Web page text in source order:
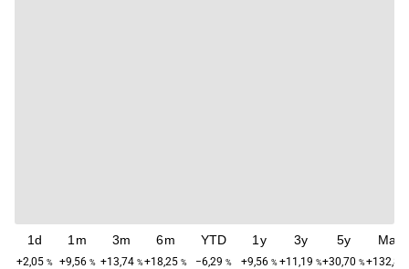
1d
+2,05 %
1m
+9,56 %
3m
+13,74 %
6m
+18,25 %
YTD
−6,29 %
1y
+9,56 %
3y
+11,19 %
5y
+30,70 %
Max
+132,81